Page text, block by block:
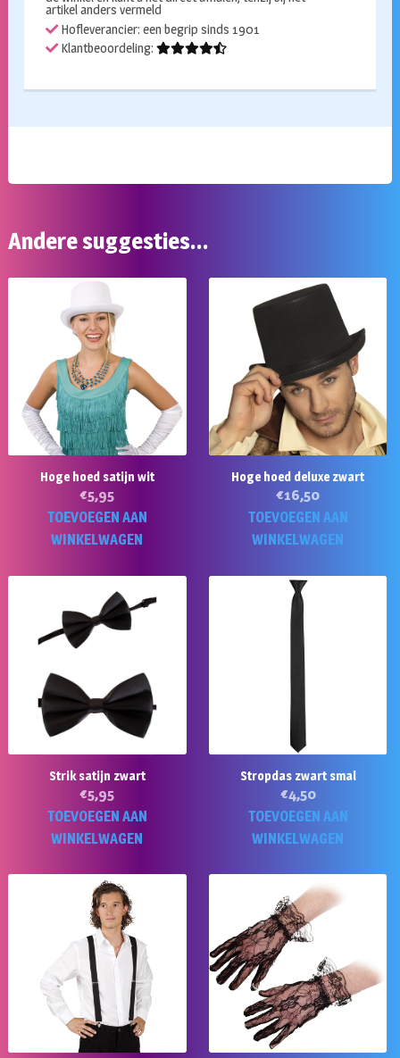
artikel anders vermeld
Hofleverancier: een begrip sinds 1901
Klantbeoordeling:
Andere suggesties…
Hoge hoed satijn wit
€5,95
TOEVOEGEN AAN
WINKELWAGEN
Hoge hoed deluxe zwart
€16,50
TOEVOEGEN AAN
WINKELWAGEN
Strik satijn zwart
€5,95
TOEVOEGEN AAN
WINKELWAGEN
Stropdas zwart smal
€4,50
TOEVOEGEN AAN
WINKELWAGEN